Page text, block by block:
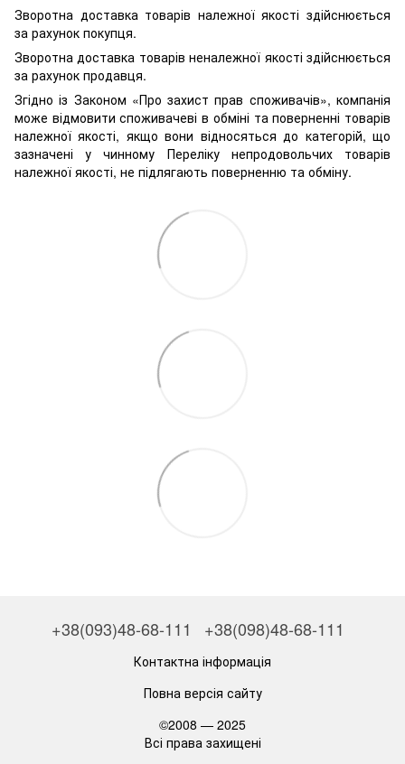
Зворотна доставка товарів належної якості здійснюється
за рахунок покупця.
Зворотна доставка товарів неналежної якості здійснюється
за рахунок продавця.
Згідно із Законом «Про захист прав споживачів», компанія
може відмовити споживачеві в обміні та поверненні товарів
належної якості, якщо вони відносяться до категорій, що
зазначені у чинному Переліку непродовольчих товарів
належної якості, не підлягають поверненню та обміну.
+38(093)48-68-111 +38(098)48-68-111
Контактна інформація
Повна версія сайту
©2008 — 2025
Всі права захищені